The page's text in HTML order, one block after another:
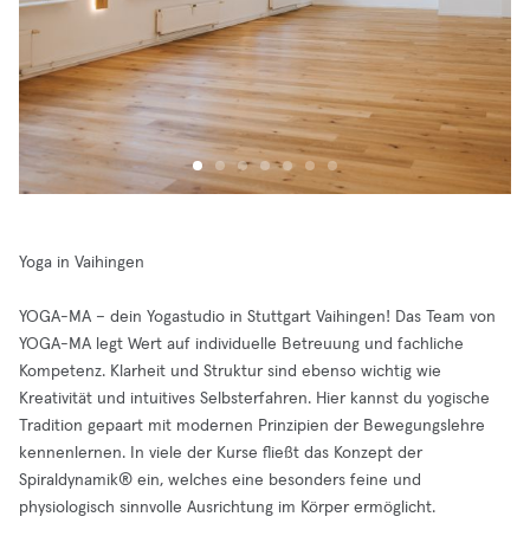
Yoga in Vaihingen
YOGA-MA – dein Yogastudio in Stuttgart Vaihingen! Das Team von
YOGA-MA legt Wert auf individuelle Betreuung und fachliche
Kompetenz. Klarheit und Struktur sind ebenso wichtig wie
Kreativität und intuitives Selbsterfahren. Hier kannst du yogische
Tradition gepaart mit modernen Prinzipien der Bewegungslehre
kennenlernen. In viele der Kurse fließt das Konzept der
Spiraldynamik® ein, welches eine besonders feine und
physiologisch sinnvolle Ausrichtung im Körper ermöglicht.